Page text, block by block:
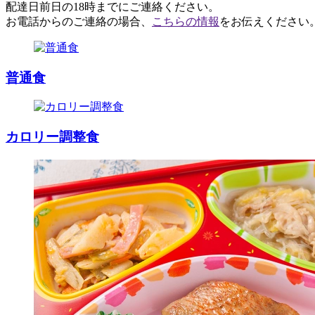
配達日前日の18時までにご連絡ください。
お電話からのご連絡の場合、
こちらの情報 をお伝えください
普通食
カロリー調整食